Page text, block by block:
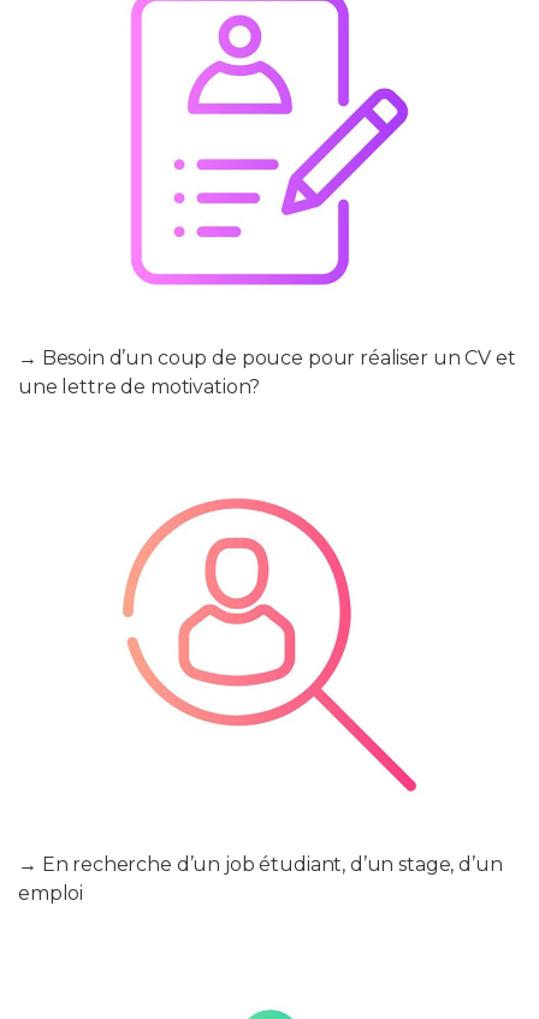
→ Besoin d’un coup de pouce pour réaliser un CV et
une lettre de motivation?
→ En recherche d’un job étudiant, d’un stage, d’un
emploi